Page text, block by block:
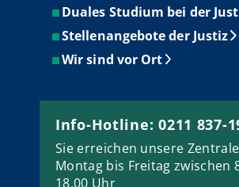
Duales Studium bei der
Stellenangebote der Justiz
Wir sind vor Ort
Info-Hotline: 0211 837-
Sie erreichen unsere
Montag bis Freitag zwischen
18.00 Uhr